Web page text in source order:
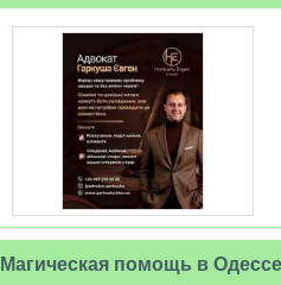
Магическая помощь в